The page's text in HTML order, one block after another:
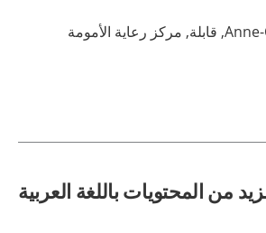
قابلة, مركز رعاية الأمومة
من المحتويات باللغة العربية